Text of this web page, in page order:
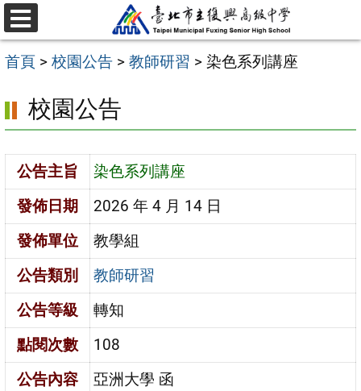
跳
至
主
內
容
選
單
首頁 > 校園公告 > 教師研習 > 染色系列講座
校園公告
公告主旨
染色系列講座
發佈日期
2026 年 4 月 14 日
發佈單位
教學組
公告類別
教師研習
公告等級
轉知
點閱次數
108
公告內容
亞洲大學 函